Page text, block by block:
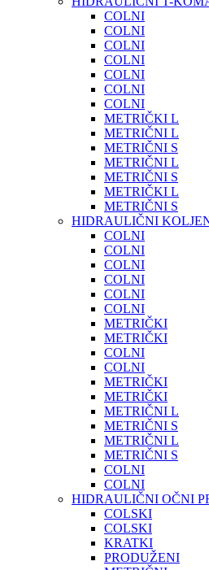
COLNI
COLNI
COLNI
COLNI
COLNI
COLNI
COLNI
METRIČKI L
METRIČNI L
METRIČNI S
METRIČNI L
METRIČNI S
METRIČKI L
METRIČNI S
HIDRAULIČNI
COLNI
COLNI
COLNI
COLNI
COLNI
COLNI
METRIČKI
METRIČKI
COLNI
COLNI
METRIČKI
METRIČKI
METRIČNI L
METRIČNI S
METRIČNI L
METRIČNI S
COLNI
COLNI
HIDRAULIČNI OČNI
COLSKI
COLSKI
KRATKI
PRODUŽENI